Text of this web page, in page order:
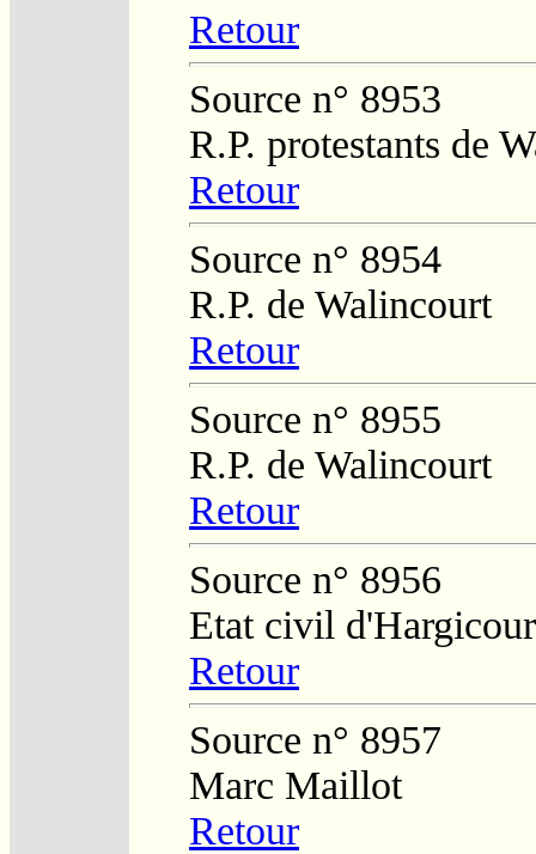
Retour
Source n° 8953
R.P. protestants de
Retour
Source n° 8954
R.P. de Walincourt
Retour
Source n° 8955
R.P. de Walincourt
Retour
Source n° 8956
Etat civil
Retour
Source n° 8957
Marc Maillot
Retour